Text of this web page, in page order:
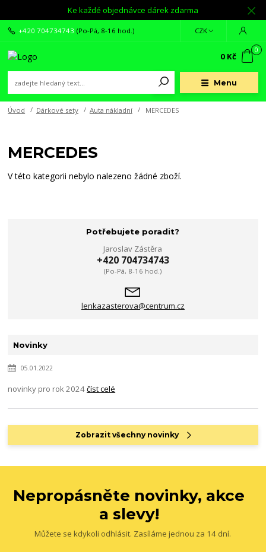
Ke každé objednávce dárek zdarma
Menu
CZK
+420 704734743 (Po-Pá, 8-16 hod.)
0
0 Kč
Úvod Dárkové sety Auta nákladní MERCEDES
MERCEDES
V této kategorii nebylo nalezeno žádné zboží.
Potřebujete poradit?
Jaroslav Zástěra
+420 704734743
(Po-Pá, 8-16 hod.)
lenkazasterova@centrum.cz
Novinky
05.01.2022
novinky pro rok 2024číst celé
Zobrazit všechny novinky
Nepropásněte novinky, akce
a slevy!
Můžete se kdykoli odhlásit. Zasíláme jednou za 14 dní.